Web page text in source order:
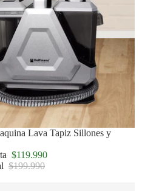
Lava Tapiz Sillones y
$119.990
$199.990